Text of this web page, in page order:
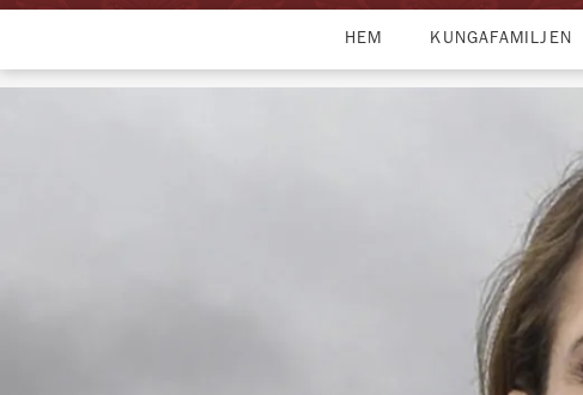
HEM KUNGAFAMILJEN